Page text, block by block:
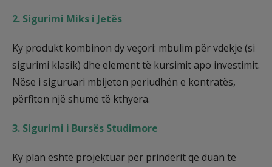
2. Sigurimi Miks i Jetës
Ky produkt kombinon dy veçori: mbulim për vdekje (si
sigurimi klasik) dhe element të kursimit apo investimit.
Nëse i siguruari mbijeton periudhën e kontratës,
përfiton një shumë të kthyera.
3. Sigurimi i Bursës Studimore
Ky plan është projektuar për prindërit që duan të